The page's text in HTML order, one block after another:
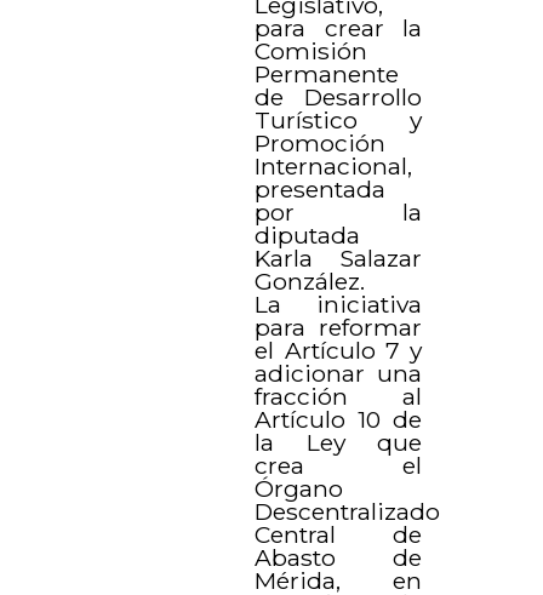
para crear la
Comisión
Permanente
de Desarrollo
Turístico y
Promoción
Internacional,
presentada
por la
diputada
Karla Salazar
González.
La iniciativa
para reformar
el Artículo 7 y
adicionar una
fracción al
Artículo 10 de
la Ley que
crea el
Órgano
Descentralizado
Central de
Abasto de
Mérida, en